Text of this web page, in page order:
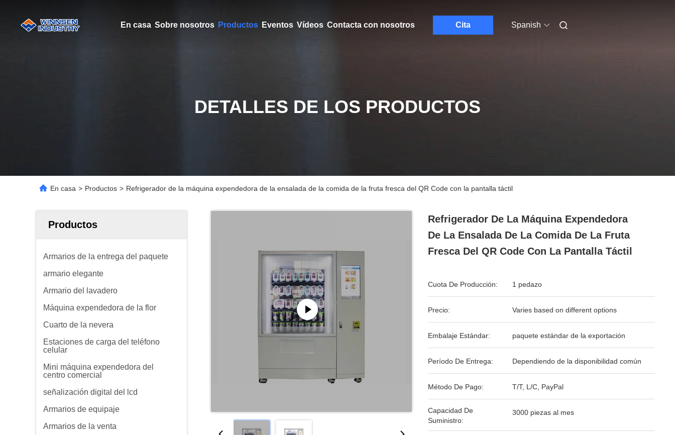
En casa Sobre nosotros Productos Eventos Vídeos Contacta con nosotros Cita Spanish
DETALLES DE LOS PRODUCTOS
En casa > Productos > Refrigerador de la máquina expendedora de la ensalada de la comida de la fruta fresca del QR Code con la pantalla táctil
Productos
Armarios de la entrega del paquete
armario elegante
Armario del lavadero
Máquina expendedora de la flor
Cuarto de la nevera
Estaciones de carga del teléfono
celular
Mini máquina expendedora del
centro comercial
señalización digital del lcd
Armarios de equipaje
Armarios de la venta
Refrigerador De La Máquina Expendedora
De La Ensalada De La Comida De La Fruta
Fresca Del QR Code Con La Pantalla Táctil
Cuota De Producción: 1 pedazo
Precio: Varies based on different options
Embalaje Estándar: paquete estándar de la exportación
Período De Entrega: Dependiendo de la disponibilidad común
Método De Pago: T/T, L/C, PayPal
Capacidad De
Suministro:
3000 piezas al mes